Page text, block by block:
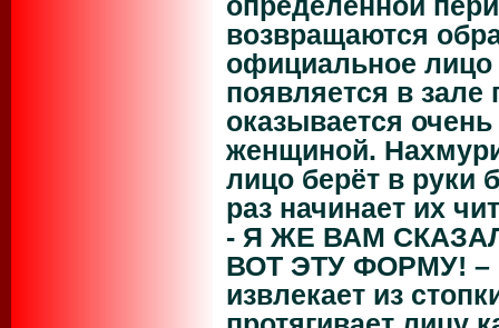
возвращаются
официальное
появляется в
оказывается
женщиной.
лицо берёт в руки
раз начинает их
- Я ЖЕ ВАМ
ВОТ ЭТУ ФОРМУ! –
извлекает из